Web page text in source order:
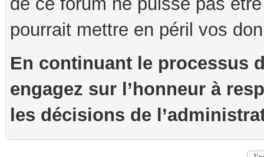
pourrait mettre en péril vos
En continuant le processus
engagez sur l’honneur à
les décisions de